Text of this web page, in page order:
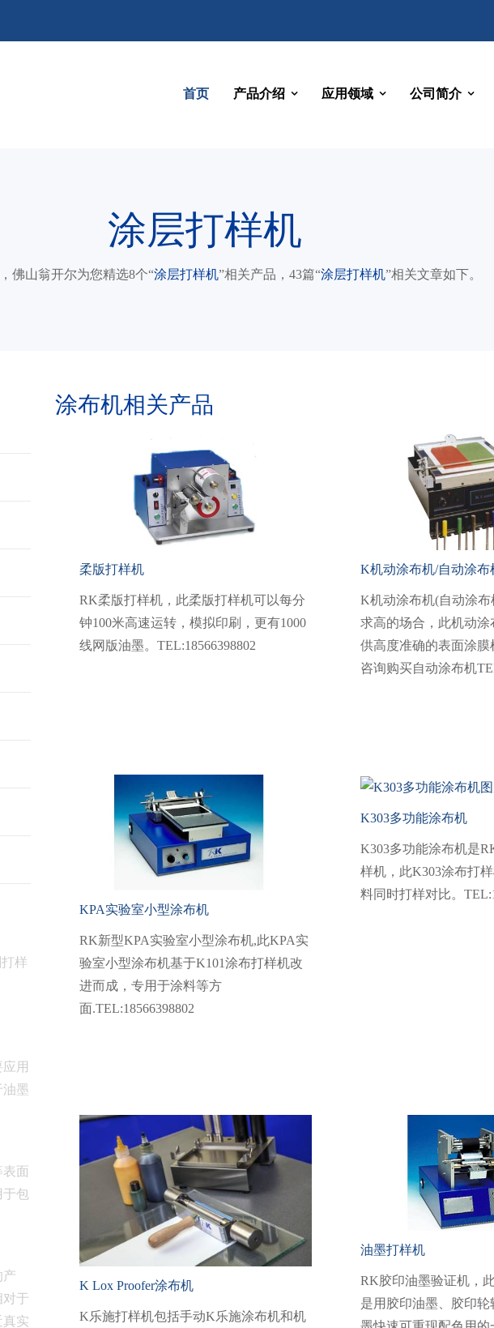
首页 产品介绍 应用领域 公司简介
涂层打样机
佛山翁开尔为您精选8个“涂层打样机”相关产品，43篇“涂层打样机”相关文章如下。
样
用
墨
面
包
产
于
实
涂布机相关产品
柔版打样机
RK柔版打样机，此柔版打样机可以每分
钟100米高速运转，模拟印刷，更有1000
线网版油墨。TEL:18566398802
K机动涂布机/自动涂布
K机动涂布机(自动涂
求高的场合，此机动涂
供高度准确的表面涂膜
咨询购买自动涂布机
KPA实验室小型涂布机
RK新型KPA实验室小型涂布机,此KPA实
验室小型涂布机基于K101涂布打样机改
进而成，专用于涂料等方
面.TEL:18566398802
K303多功能涂布机
K303多功能涂布机是
样机，此K303涂布打
料同时打样对比。
K Lox Proofer涂布机
K乐施打样机包括手动K乐施涂布机和机
油墨打样机
RK胶印油墨验证机，
是用胶印油墨、胶印